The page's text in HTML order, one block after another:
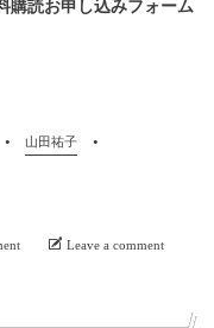
購読お申し込みフォーム
山田祐子
Leave a comment